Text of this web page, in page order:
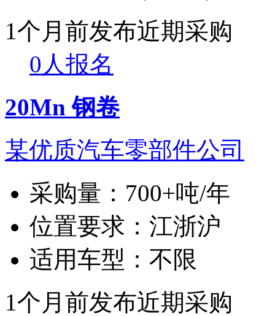
1个月前发布近期采购
0人报名
20Mn 钢卷
某优质汽车零部件公司
采购量： 700+吨/年
位置要求： 江浙沪
适用车型： 不限
1个月前发布近期采购